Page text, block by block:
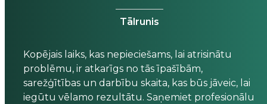
Tālrunis
Kopējais laiks, kas nepieciešams, lai atrisinātu
problēmu, ir atkarīgs no tās īpašībām,
sarežģītības un darbību skaita, kas būs jāveic, lai
iegūtu vēlamo rezultātu. Saņemiet profesionālu